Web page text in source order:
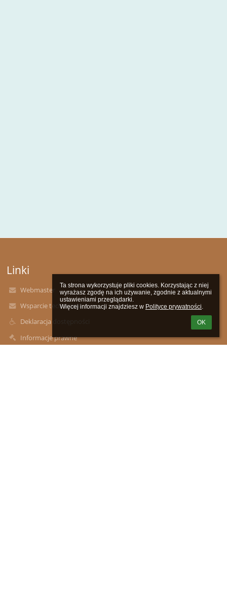
Ta strona wykorzystuje pliki cookies. Korzystając z niej
wyrażasz zgodę na ich używanie, zgodnie z aktualnymi
ustawieniami przeglądarki.
Więcej informacji znajdziesz w Polityce prywatności.
OK
Linki
Webmaster
Wsparcie techniczne
Deklaracja dostępności
Informacje prawne